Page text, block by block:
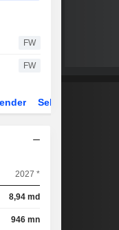
FW
FW
Sektor
2027 *
8,94 md
946 mn